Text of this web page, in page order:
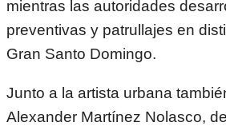
mientras las autoridades
preventivas y patrullajes en
Gran Santo Domingo.
Junto a la artista urbana
Alexander Martínez Nolasco,